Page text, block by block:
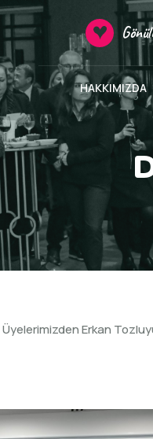
HAKKIMIZDA
Erkan